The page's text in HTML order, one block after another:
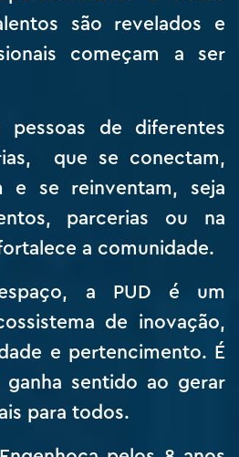
são revelados e
começam a ser
pessoas de diferentes
que se conectam,
e se reinventam, seja
parcerias ou na
a comunidade.
a PUD é um
de inovação,
e pertencimento. É
sentido ao gerar
para todos.